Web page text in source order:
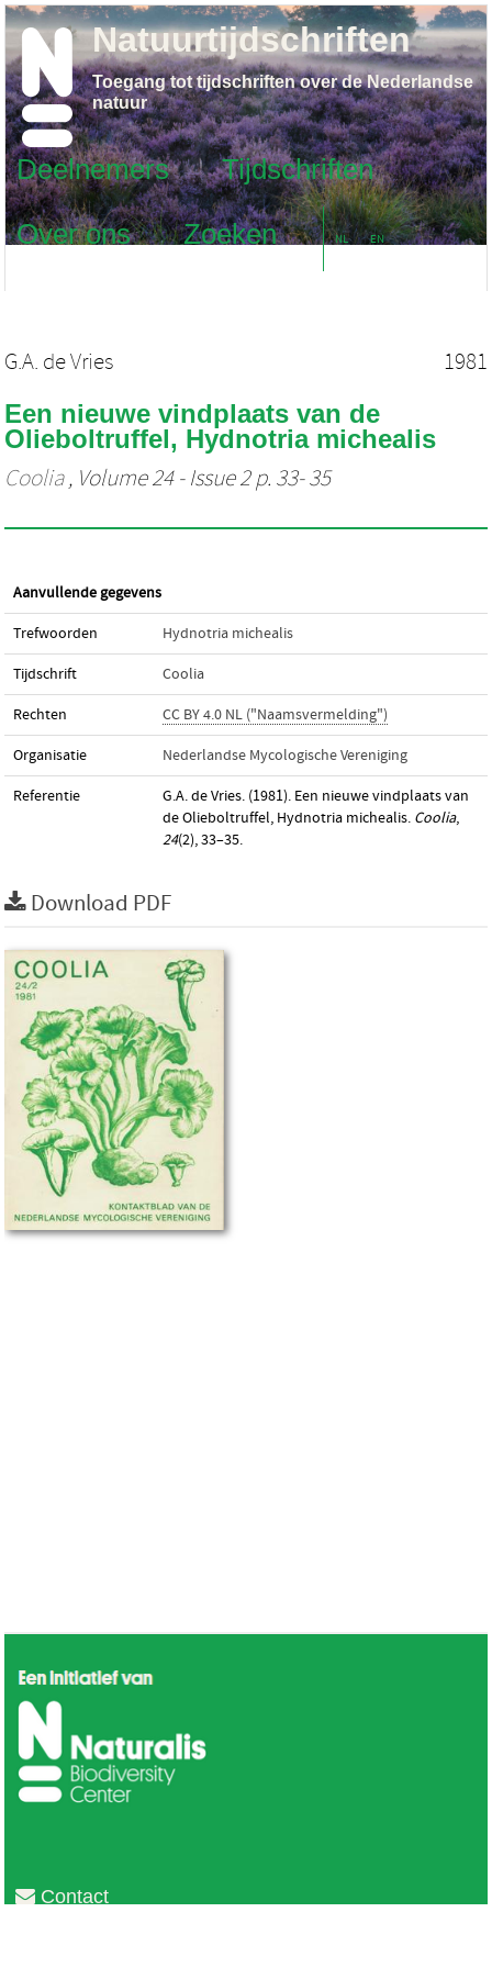
Deelnemers
Tijdschriften
Over ons
Zoeken NL EN
Natuurtijdschriften
Toegang tot tijdschriften over de Nederlandse
natuur
G.A. de Vries 1981
Een nieuwe vindplaats van de
Olieboltruffel, Hydnotria michealis
Coolia, Volume 24 - Issue 2 p. 33- 35
Aanvullende gegevens
Trefwoorden Hydnotria michealis
Tijdschrift Coolia
Rechten CC BY 4.0 NL ("Naamsvermelding")
Organisatie Nederlandse Mycologische Vereniging
Referentie
G.A. de Vries. (1981). Een nieuwe vindplaats van
de Olieboltruffel, Hydnotria michealis. Coolia,
24(2), 33–35.
Download PDF
Contact